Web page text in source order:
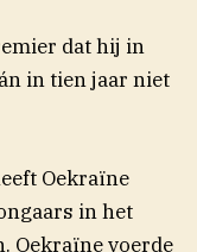
dat hij in
in tien jaar niet
Oekraïne
in het
Oekraïne voerde